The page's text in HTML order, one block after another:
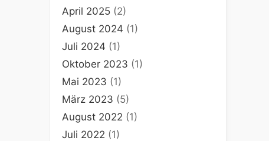
April 2025 (2)
August 2024 (1)
Juli 2024 (1)
Oktober 2023 (1)
Mai 2023 (1)
März 2023 (5)
August 2022 (1)
Juli 2022 (1)